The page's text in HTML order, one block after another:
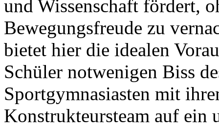
und Wissenschaft fördert,
Bewegungsfreude zu
bietet hier die idealen
Schüler notwenigen Biss
Sportgymnasiasten mit
Konstrukteursteam auf ein